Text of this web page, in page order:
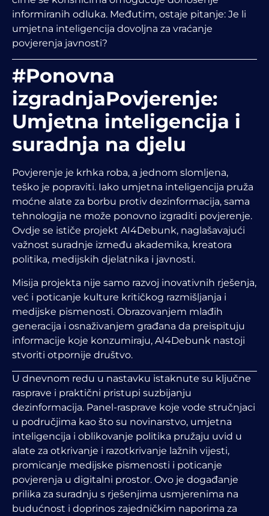
informiranih odluka. Međutim, ostaje pitanje: Je li
umjetna inteligencija dovoljna za vraćanje
povjerenja javnosti?
#Ponovna
izgradnjaPovjerenje:
Umjetna inteligencija i
suradnja na djelu
Povjerenje je krhka roba, a jednom slomljena,
teško je popraviti. Iako umjetna inteligencija pruža
moćne alate za borbu protiv dezinformacija, sama
tehnologija ne može ponovno izgraditi povjerenje.
Ovdje se ističe projekt AI4Debunk, naglašavajući
važnost suradnje između akademika, kreatora
politika, medijskih djelatnika i javnosti.
Misija projekta nije samo razvoj inovativnih rješenja,
već i poticanje kulture kritičkog razmišljanja i
medijske pismenosti. Obrazovanjem mlađih
generacija i osnaživanjem građana da preispituju
informacije koje konzumiraju, AI4Debunk nastoji
stvoriti otpornije društvo.
U dnevnom redu u nastavku istaknute su ključne
rasprave i praktični pristupi suzbijanju
dezinformacija. Panel-rasprave koje vode stručnjaci
u područjima kao što su novinarstvo, umjetna
inteligencija i oblikovanje politika pružaju uvid u
alate za otkrivanje i razotkrivanje lažnih vijesti,
promicanje medijske pismenosti i poticanje
povjerenja u digitalni prostor. Ovo je događanje
prilika za suradnju s rješenjima usmjerenima na
budućnost i doprinos zajedničkim naporima za